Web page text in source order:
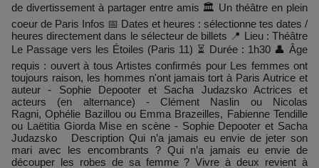
de divertissement à partager entre amis 🏛️ Un théâtre en plein
coeur de Paris Infos 📅 Dates et heures : sélectionne tes dates /
heures directement dans le sélecteur de billets 📍 Lieu : Théâtre
Le Passage vers les Étoiles (Paris 11) ⏳ Durée : 1h30 👤 Âge
requis : ouvert à tous Artistes confirmés pour Les femmes ont
toujours raison, les hommes n'ont jamais tort à Paris Autrice et
auteur - Sophie Depooter et Sacha Judazsko Actrices et
acteurs (en alternance) - Clément Naslin ou Nicolas
Ragni, Ophélie Bazillou ou Emma Brazeilles, Fabienne Tendille
ou Laëtitia Giorda Mise en scène - Sophie Depooter et Sacha
Judazsko Description Qui n’a jamais eu envie de jeter son
mari avec les encombrants ? Qui n’a jamais eu envie de
découper les robes de sa femme ? Vivre à deux revient à